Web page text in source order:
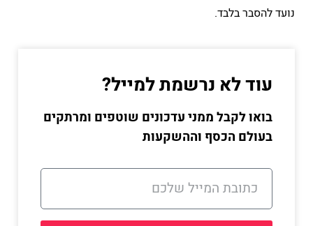
נועד להסבר בלבד.
עוד לא נרשמת למייל?
בואו לקבל ממני עדכונים שוטפים ומרתקים
בעולם הכסף וההשקעות